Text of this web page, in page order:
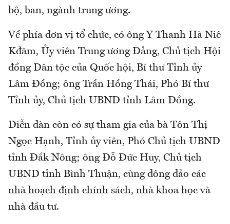
bộ, ban, ngành trung ương.
Về phía đơn vị tổ chức, có ông Y Thanh Hà Niê
Kđăm, Ủy viên Trung ương Đảng, Chủ tịch Hội
đồng Dân tộc của Quốc hội, Bí thư Tỉnh ủy
Lâm Đồng; ông Trần Hồng Thái, Phó Bí thư
Tỉnh ủy, Chủ tịch UBND tỉnh Lâm Đồng.
Diễn đàn còn có sự tham gia của bà Tôn Thị
Ngọc Hạnh, Tỉnh ủy viên, Phó Chủ tịch UBND
tỉnh Đắk Nông; ông Đỗ Đức Huy, Chủ tịch
UBND tỉnh Bình Thuận, cùng đông đảo các
nhà hoạch định chính sách, nhà khoa học và
nhà đầu tư.